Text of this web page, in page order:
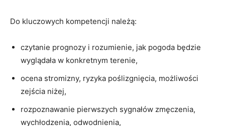
Do kluczowych kompetencji należą:
czytanie prognozy i rozumienie, jak pogoda będzie
wyglądała w konkretnym terenie,
ocena stromizny, ryzyka poślizgnięcia, możliwości
zejścia niżej,
rozpoznawanie pierwszych sygnałów zmęczenia,
wychłodzenia, odwodnienia,